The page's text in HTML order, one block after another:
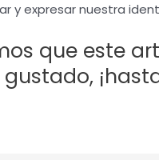
y expresar nuestra
que este